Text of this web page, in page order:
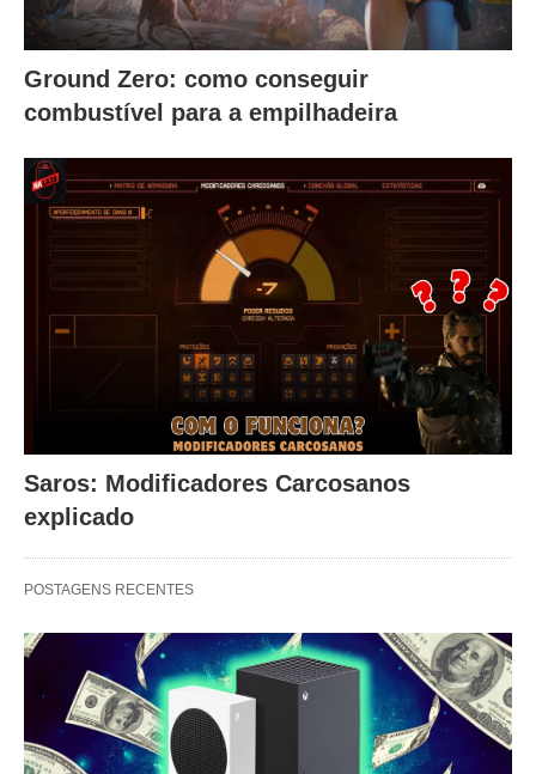
Ground Zero: como conseguir
combustível para a empilhadeira
Saros: Modificadores Carcosanos
explicado
POSTAGENS RECENTES